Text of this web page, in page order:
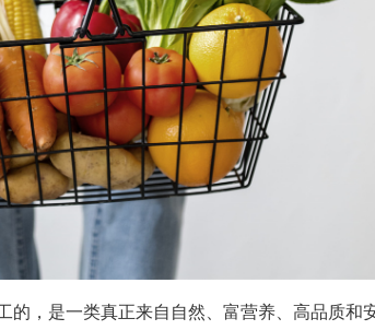
，是一类真正来自自然、富营养、高品质和